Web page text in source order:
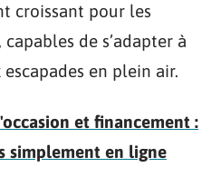
croissant pour les
de s’adapter à
en plein air.
et financement :
simplement en ligne